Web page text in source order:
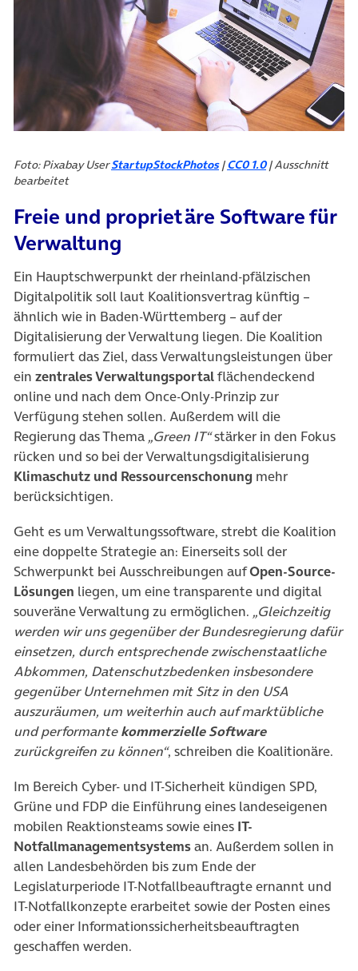
Foto: Pixabay UserStartupStockPhotos|CC0 1.0| Ausschnitt
bearbeitet
Freie und proprietäre Software für
Verwaltung
Ein Hauptschwerpunkt der rheinland-pfälzischen
Digitalpolitik soll laut Koalitionsvertrag künftig –
ähnlich wie in Baden-Württemberg – auf der
Digitalisierung der Verwaltung liegen. Die Koalition
formuliert das Ziel, dass Verwaltungsleistungen über
ein zentrales Verwaltungsportalflächendeckend
online und nach dem Once-Only-Prinzip zur
Verfügung stehen sollen. Außerdem will die
Regierung das Thema „Green IT“stärker in den Fokus
rücken und so bei der Verwaltungsdigitalisierung
Klimaschutz und Ressourcenschonung mehr
berücksichtigen.
Geht es um Verwaltungssoftware, strebt die Koalition
eine doppelte Strategie an: Einerseits soll der
Schwerpunkt bei Ausschreibungen aufOpen-Source-
Lösungen liegen, um eine transparente und digital
souveräne Verwaltung zu ermöglichen. „Gleichzeitig
werden wir uns gegenüber der Bundesregierung dafür
einsetzen, durch entsprechende zwischenstaatliche
Abkommen, Datenschutzbedenken insbesondere
gegenüber Unternehmen mit Sitz in den USA
auszuräumen, um weiterhin auch auf marktübliche
und performantekommerzielle Software
zurückgreifen zu können“, schreiben die Koalitionäre.
Im Bereich Cyber- und IT-Sicherheit kündigen SPD,
Grüne und FDP die Einführung eines landeseigenen
mobilen Reaktionsteams sowie eines IT-
Notfallmanagementsystemsan. Außerdem sollen in
allen Landesbehörden bis zum Ende der
Legislaturperiode IT-Notfallbeauftragte ernannt und
IT-Notfallkonzepte erarbeitet sowie der Posten eines
oder einer Informationssicherheitsbeauftragten
geschaffen werden.